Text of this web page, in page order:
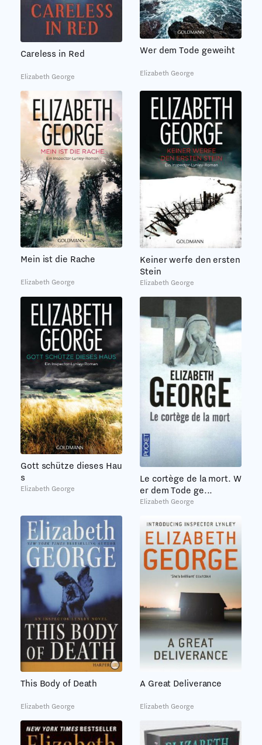
Careless in Red
Elizabeth George
Wer dem Tode geweiht
Elizabeth George
Mein ist die Rache
Elizabeth George
Keiner werfe den ersten
Stein
Elizabeth George
Gott schütze dieses Hau
s
Elizabeth George
Le cortège de la mort. W
er dem Tode ge...
Elizabeth George
This Body of Death
Elizabeth George
A Great Deliverance
Elizabeth George